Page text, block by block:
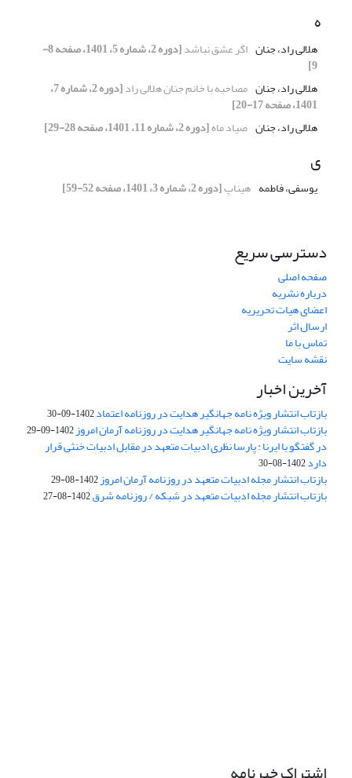
ه
هلالی راد، جنان اگر عشق نباشد [دوره 2، شماره 5، 1401، صفحه 8-
9]
هلالی راد، جنان مصاحبه با خانم جنان هلالی راد [دوره 2، شماره 7،
1401، صفحه 17-20]
هلالی راد، جنان صیاد ماه[دوره 2، شماره 11، 1401، صفحه 28-29]
ی
یوسفی، فاطمه هیناپ[دوره 2، شماره 3، 1401، صفحه 52-59]
دسترسی سریع
صفحه اصلی
درباره نشریه
اعضای هیات تحریریه
ارسال اثر
تماس با ما
نقشه سایت
آخرین اخبار
بازتاب انتشار ویژه نامه جهانگیر هدایت در روزنامه اعتماد1402-09-30
بازتاب انتشار ویژه نامه جهانگیر هدایت در روزنامه آرمان امروز1402-09-29
در گفتگو با ایرنا : پارسا نظری ادبیات متعهد در مقابل ادبیات خنثی قرار
دارد1402-08-30
بازتاب انتشار مجله ادبیات متعهد در روزنامه آرمان امروز1402-08-29
بازتاب انتشار مجله ادبیات متعهد در شبکه / روزنامه شرق1402-08-27